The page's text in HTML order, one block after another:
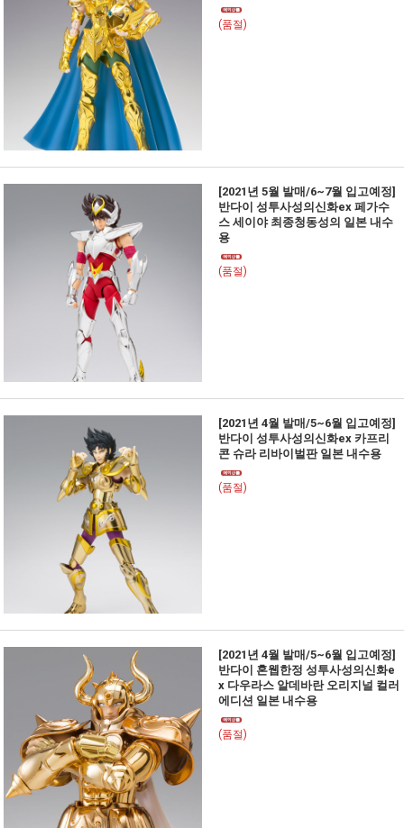
(품절)
[2021년 5월 발매/6~7월 입고예정]
반다이 성투사성의신화ex 페가수
스 세이야 최종청동성의 일본 내수
용
(품절)
[2021년 4월 발매/5~6월 입고예정]
반다이 성투사성의신화ex 카프리
콘 슈라 리바이벌판 일본 내수용
(품절)
[2021년 4월 발매/5~6월 입고예정]
반다이 혼웹한정 성투사성의신화e
x 다우라스 알데바란 오리지널 컬러
에디션 일본 내수용
(품절)